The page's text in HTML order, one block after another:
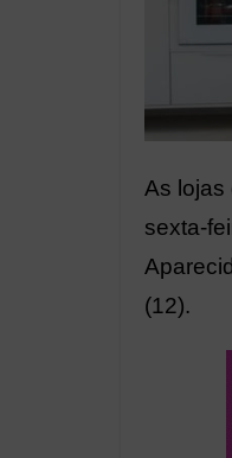
As lojas
sexta-
(12).